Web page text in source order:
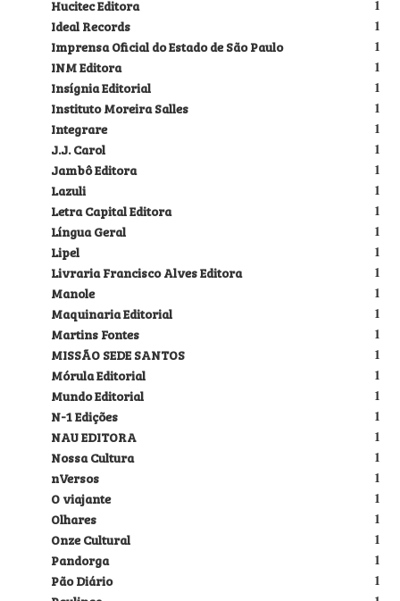
1
Hucitec Editora
1
Ideal Records
1
Imprensa Oficial do Estado de São Paulo
1
INM Editora
1
Insígnia Editorial
1
Instituto Moreira Salles
1
Integrare
1
J.J. Carol
1
Jambô Editora
1
Lazuli
1
Letra Capital Editora
1
Língua Geral
1
Lipel
1
Livraria Francisco Alves Editora
1
Manole
1
Maquinaria Editorial
1
Martins Fontes
1
MISSÃO SEDE SANTOS
1
Mórula Editorial
1
Mundo Editorial
1
N-1 Edições
1
NAU EDITORA
1
Nossa Cultura
1
nVersos
1
O viajante
1
Olhares
1
Onze Cultural
1
Pandorga
1
Pão Diário